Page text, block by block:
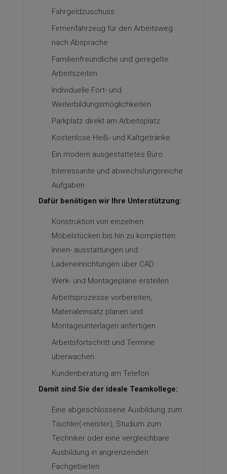
Fahrgeldzuschuss
Firmenfahrzeug für den Arbeitsweg
nach Absprache
Familienfreundliche und geregelte
Arbeitszeiten
Individuelle Fort- und
Weiterbildungsmöglichkeiten
Parkplatz direkt am Arbeitsplatz
Kostenlose Heiß- und Kaltgetränke
Ein modern ausgestattetes Büro
Interessante und abwechslungsreiche
Aufgaben
Dafür benötigen wir Ihre Unterstützung:
Konstruktion von einzelnen
Möbelstücken bis hin zu kompletten
Innen- ausstattungen und
Ladeneinrichtungen über CAD
Werk- und Montagepläne erstellen
Arbeitsprozesse vorbereiten,
Materialeinsatz planen und
Montageunterlagen anfertigen
Arbeitsfortschritt und Termine
überwachen
Kundenberatung am Telefon
Damit sind Sie der ideale Teamkollege:
Eine abgeschlossene Ausbildung zum
Tischler(-meister), Studium zum
Techniker oder eine vergleichbare
Ausbildung in angrenzenden
Fachgebieten